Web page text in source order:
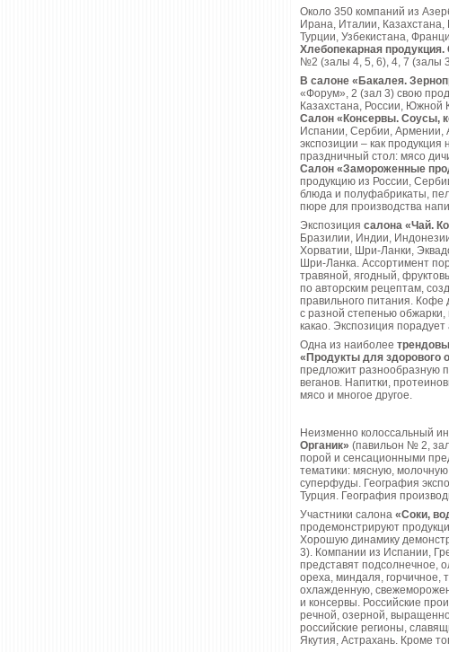
Около 350 компаний из
Ирана, Италии,
Турции, Узбекистана,
Хлебопекарная
№2 (залы 4, 5, 6), 4, 7 (залы
В салоне «Бакалея.
«Форум», 2 (зал 3) свою
Казахстана, России, Южной
Салон «Консервы. Соусы,
Испании, Сербии, Армении,
экспозиции – как
праздничный стол: мясо
Салон «Замороженные
продукцию из России,
блюда и полуфабрикаты,
пюре для производства
Экспозиция салона «Чай.
Бразилии, Индии,
Хорватии, Шри-Ланки,
Шри-Ланка. Ассортимент
травяной, ягодный,
по авторским рецептам,
правильного питания. Кофе
с разной степенью
какао. Экспозиция
Одна из наиболее
«Продукты для здорового
предложит разнообразную
веганов. Напитки,
мясо и многое другое.
Неизменно колоссальный
Органик» (павильон № 2,
порой и сенсационными
тематики: мясную,
суперфуды. География
Турция. География
Участники салона «Соки,
продемонстрируют
Хорошую динамику
3). Компании из Испании,
представят подсолнечное,
ореха, миндаля, горчичное,
охлажденную,
и консервы. Российские
речной, озерной,
российские регионы,
Якутия, Астрахань. Кроме